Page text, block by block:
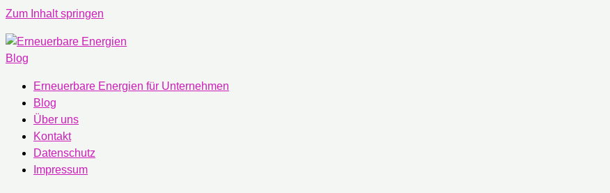
Zum Inhalt springen
Erneuerbare Energien für Unternehmen
Blog
Über uns
Kontakt
Datenschutz
Impressum